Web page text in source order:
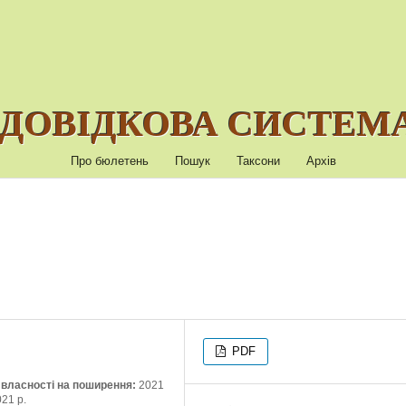
Про бюлетень Пошук Таксони Архів
власності на поширення: 2021
р.
PDF